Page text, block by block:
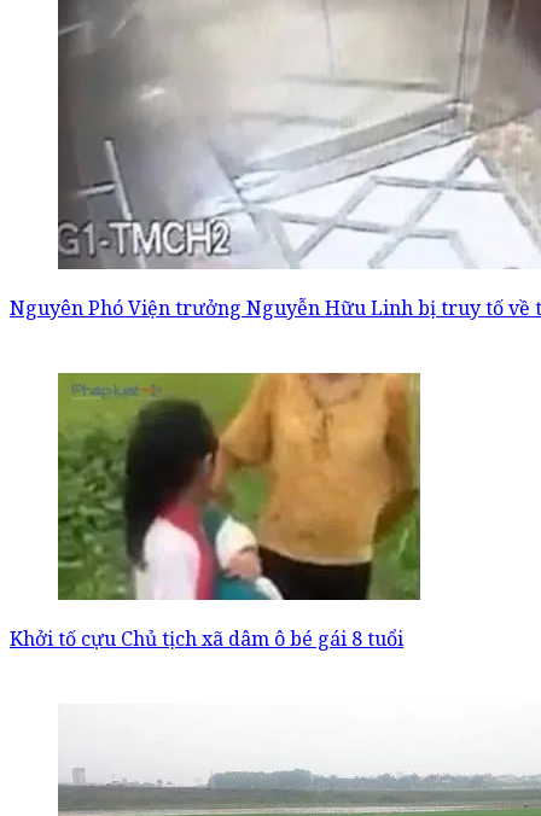
Nguyên Phó Viện trưởng Nguyễn Hữu Linh bị truy tố về
Khởi tố cựu Chủ tịch xã dâm ô bé gái 8 tuổi